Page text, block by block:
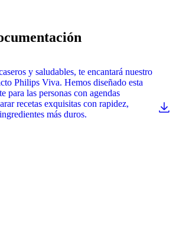
y saludables, te encantará nuestro
Philips Viva. Hemos diseñado esta
para las personas con agendas
recetas exquisitas con rapidez,
más duros.